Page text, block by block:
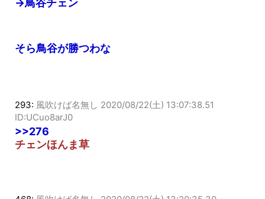
→鳥谷チェン
そら鳥谷が勝つわな
293: 風吹けば名無し 2020/08/22(土) 13:07:38.51
ID:UCuo8arJ0
>>276
チェンほんま草